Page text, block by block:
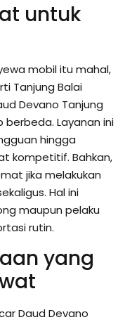
untuk
mobil itu mahal,
Tanjung Balai
Devano Tanjung
berbeda. Layanan ini
hingga
kompetitif. Bahkan,
jika melakukan
Hal ini
maupun pelaku
rutin.
yang
Daud Devano